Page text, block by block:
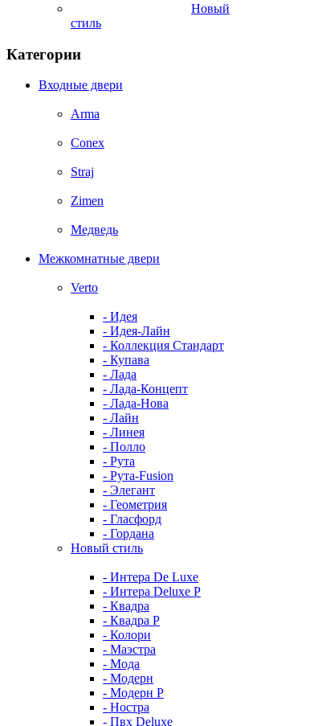
Новый
стиль
Категории
Входные двери
Arma
Conex
Straj
Zimen
Медведь
Межкомнатные двери
Verto
- Идея
- Идея-Лайн
- Коллекция Стандарт
- Купава
- Лада
- Лада-Концепт
- Лада-Нова
- Лайн
- Линея
- Полло
- Рута
- Рута-Fusion
- Элегант
- Геометрия
- Гласфорд
- Гордана
Новый стиль
- Интера De Luxe
- Интера Deluxe P
- Квадра
- Квадра P
- Колори
- Маэстра
- Мода
- Модерн
- Модерн Р
- Ностра
- Пвх Deluxe